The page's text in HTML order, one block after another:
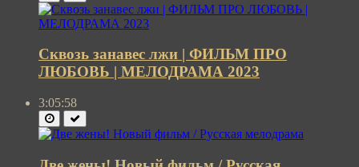
Сквозь занавес лжи | ФИЛЬМ ПРО
ЛЮБОВЬ | МЕЛОДРАМА 2023
3:05:58